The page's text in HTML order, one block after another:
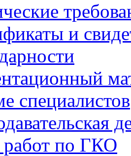
и
специалистов
по ГКО